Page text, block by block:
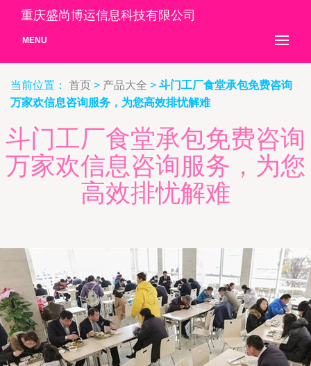
重庆盛尚博运信息科技有限公司
MENU
当前位置： 首页 > 产品大全 > 斗门工厂食堂承包免费咨询
万家欢信息咨询服务，为您高效排忧解难
斗门工厂食堂承包免费咨询
万家欢信息咨询服务，为您
高效排忧解难